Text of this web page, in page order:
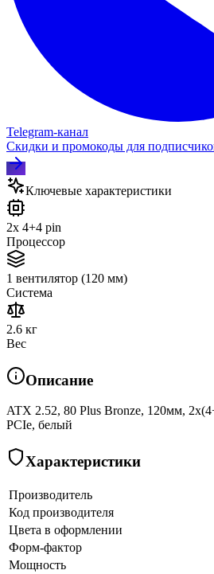
Telegram‑канал
Скидки и промокоды для
Ключевые характеристики
2x 4+4 pin
Процессор
1 вентилятор (120 мм)
Система
2.6 кг
Вес
Описание
ATX 2.52, 80 Plus Bronze, 120мм,
PCIe, белый
Характеристики
Производитель
Код производителя
Цвета в оформлении
Форм-фактор
Мощность